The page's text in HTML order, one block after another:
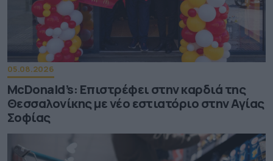
05.08.2026
McDonald’s: Επιστρέφει στην καρδιά της
Θεσσαλονίκης με νέο εστιατόριο στην Αγίας
Σοφίας